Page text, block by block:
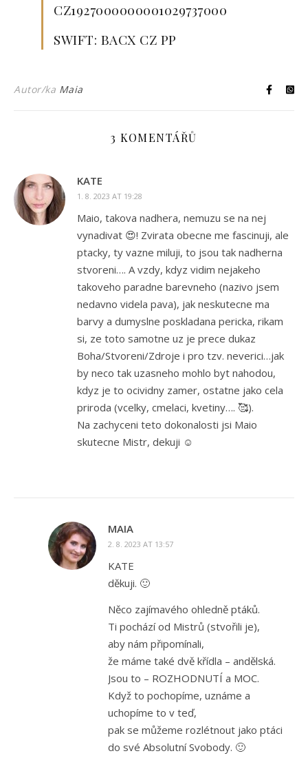
CZ1927000000001029737000
SWIFT: BACX CZ PP
Autor/ka Maia
3 KOMENTÁŘŮ
KATE
1. 8. 2023 AT 19:28
Maio, takova nadhera, nemuzu se na nej
vynadivat 😍! Zvirata obecne me fascinuji, ale
ptacky, ty vazne miluji, to jsou tak nadherna
stvoreni…. A vzdy, kdyz vidim nejakeho
takoveho paradne barevneho (nazivo jsem
nedavno videla pava), jak neskutecne ma
barvy a dumyslne poskladana pericka, rikam
si, ze toto samotne uz je prece dukaz
Boha/Stvoreni/Zdroje i pro tzv. neverici…jak
by neco tak uzasneho mohlo byt nahodou,
kdyz je to ocividny zamer, ostatne jako cela
priroda (vcelky, cmelaci, kvetiny…. 🥰).
Na zachyceni teto dokonalosti jsi Maio
skutecne Mistr, dekuji ☺️
MAIA
2. 8. 2023 AT 13:57
KATE
děkuji. 🙂
Něco zajímavého ohledně ptáků.
Ti pochází od Mistrů (stvořili je),
aby nám připomínali,
že máme také dvě křídla – andělská.
Jsou to – ROZHODNUTÍ a MOC.
Když to pochopíme, uznáme a
uchopíme to v teď,
pak se můžeme rozlétnout jako ptáci
do své Absolutní Svobody. 🙂